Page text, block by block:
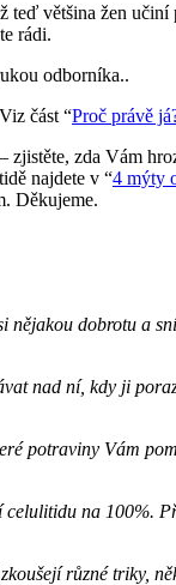
teď většina žen
rádi.
odborníka..
část “Proč právě
zjistěte, zda Vám
najdete v “4 mýty
Děkujeme.
nějakou dobrotu a
nad ní, kdy ji
potraviny Vám
na 100%.
různé triky,